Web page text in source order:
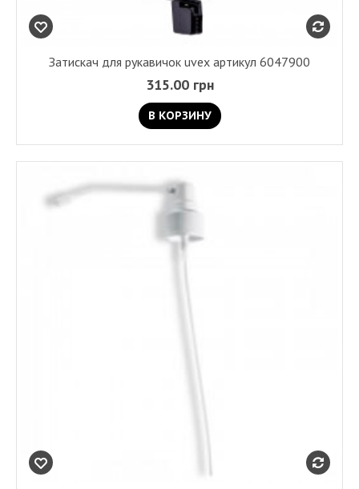
Затискач для рукавичок uvex артикул 6047900
315.00 грн
В КОРЗИНУ